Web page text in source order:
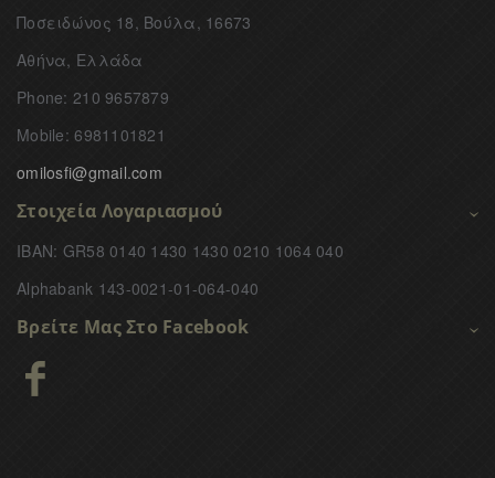
Ποσειδώνος 18, Βούλα, 16673
Αθήνα, Ελλάδα
Phone: 210 9657879
Mobile: 6981101821
omilosfi@gmail.com
Στοιχεία Λογαριασμού
IBAN: GR58 0140 1430 1430 0210 1064 040
Alphabank 143-0021-01-064-040
Βρείτε Μας Στο Facebook